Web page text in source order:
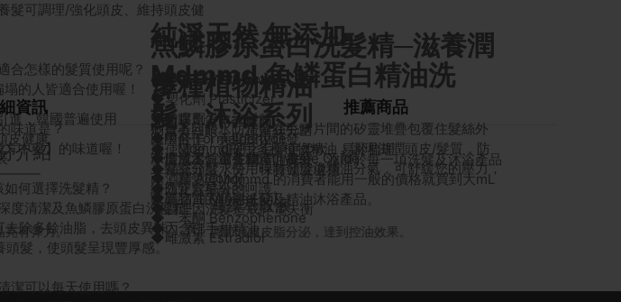
資訊 推薦商品
Mdmmd.魚鱗蛋白精油洗
髮、沐浴系列
不惜成本慎選多種精油成分，添加於每一項洗髮及沐浴產品
內，讓愛護Mdmmd.的消費者能用一般的價格就買到大mL
數高品質的精油洗髮及精油沐浴產品。
純淨天然 無添加
◆矽靈 Dimethicone
◆塑化劑 Plasticizer
◆防腐劑 Parabens
◆甲醛 Formaldehyde
◆環氧乙烷衍生物 Ethylene Oxide
◆酒精 Alcohol
◆礦物油 Mineral Oil
◆二苯酮 Benzophenone
◆雌激素 Estradiol
多種植物精油
矽靈不容於水，滯留在毛鱗片間的矽靈堆疊包覆住髮絲外
層，Mdmmd採用多種植物精油，調理滋潤頭皮/髮質，防
止髮絲分岔，使用時散發淡淡精油分氣，可舒緩您的壓力，
給秀髮六星級的呵護。
魚鱗膠原蛋白洗髮精
跨國合作｜美髮技術研發
深度清潔。滋養潤澤。養髮
魚鱗膠原蛋白洗髮精─滋養潤
澤
消費者回饋，防止髮絲分岔
◆使濃密、粗硬之毛髮更柔軟，易於梳理
◆補充頭髮水分，保持頭髮健康
◆防止髮絲分岔
◆調理因洗髮造成靜電失衡
◆內含佛手柑精油
進，韓國普遍使用
皮健康
髮可調理/強化頭皮、維持頭皮健
合怎樣的髮質使用呢？
的人皆適合使用喔！
味道是？
中藥】的味道喔！
何選擇洗髮精？
度清潔及魚鱗膠原蛋白洗髮精-
除多餘油脂，去頭皮異味。 養
髮，使頭髮呈現豐厚感。
潔可以每天使用嗎？
介紹
彈力。
海藻萃取液
調節頭皮皮脂分泌，達到控油效果。